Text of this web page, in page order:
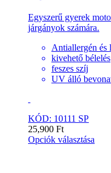
Egyszerű gyerek
járgányok számára.
Antiallergén és
kivehető bélelés
feszes szíj
UV álló
KÓD: 10111 SP
25,900 Ft
Opciók választása